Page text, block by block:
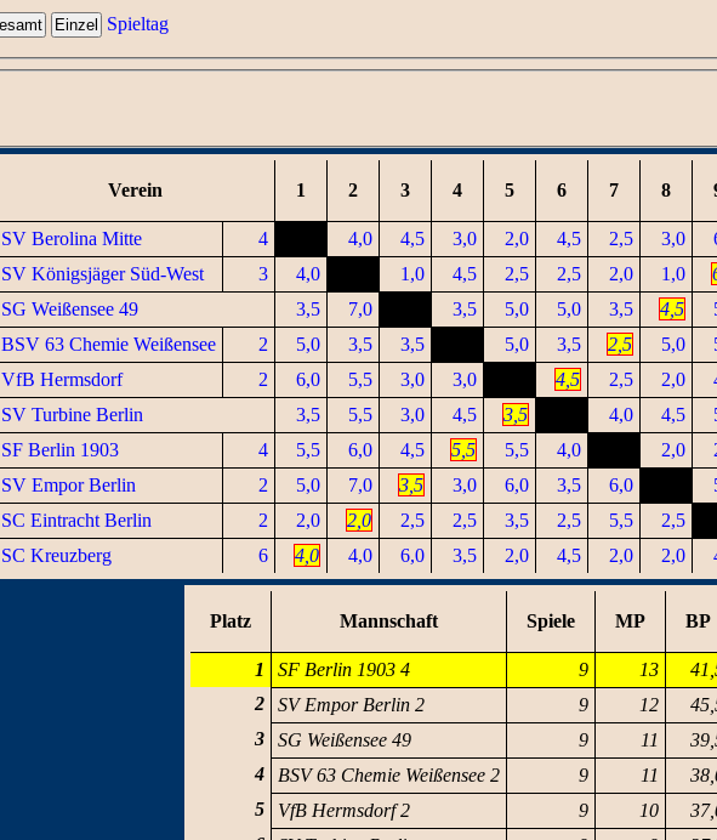
Spieltag
Verein 1 2 3 4 5 6 7 8
SV Berolina Mitte 4 4,0 4,5 3,0 2,0 4,5 2,5 3,0
SV Königsjäger Süd-West 3 4,0 1,0 4,5 2,5 2,5 2,0 1,0
SG Weißensee 49 3,5 7,0 3,5 5,0 5,0 3,5 4,5
BSV 63 Chemie Weißensee 2 5,0 3,5 3,5 5,0 3,5 2,5 5,0
VfB Hermsdorf 2 6,0 5,5 3,0 3,0 4,5 2,5 2,0
SV Turbine Berlin 3,5 5,5 3,0 4,5 3,5 4,0 4,5
SF Berlin 1903 4 5,5 6,0 4,5 5,5 5,5 4,0 2,0
SV Empor Berlin 2 5,0 7,0 3,5 3,0 6,0 3,5 6,0
SC Eintracht Berlin 2 2,0 2,0 2,5 2,5 3,5 2,5 5,5 2,5
SC Kreuzberg 6 4,0 4,0 6,0 3,5 2,0 4,5 2,0 2,0
Platz Mannschaft Spiele MP BP
1 SF Berlin 1903 4 9 13
2
SV Empor Berlin 2 9 12
3
SG Weißensee 49 9 11
4
BSV 63 Chemie Weißensee 2 9 11
5
VfB Hermsdorf 2 9 10